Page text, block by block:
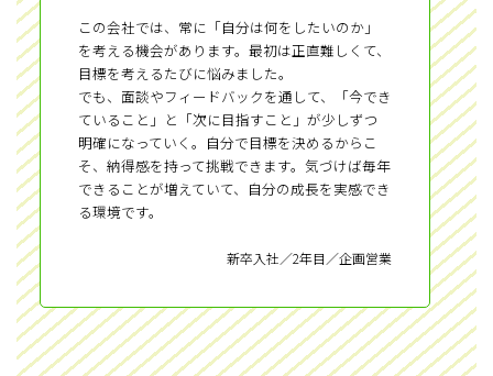
この会社では、常に「自分は何をしたいのか」
を考える機会があります。最初は正直難しくて、
目標を考えるたびに悩みました。
でも、面談やフィードバックを通して、「今でき
ていること」と「次に目指すこと」が少しずつ
明確になっていく。自分で目標を決めるからこ
そ、納得感を持って挑戦できます。気づけば毎年
できることが増えていて、自分の成長を実感でき
る環境です。
新卒入社／2年目／企画営業